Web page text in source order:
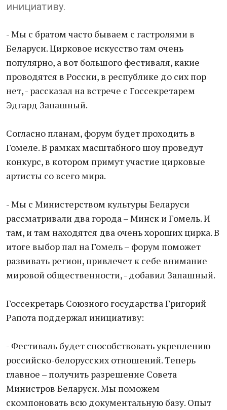
инициативу.
- Мы с братом часто бываем с гастролями в
Беларуси. Цирковое искусство там очень
популярно, а вот большого фестиваля, какие
проводятся в России, в республике до сих пор
нет, - рассказал на встрече с Госсекретарем
Эдгард Запашный.
Согласно планам, форум будет проходить в
Гомеле. В рамках масштабного шоу проведут
конкурс, в котором примут участие цирковые
артисты со всего мира.
- Мы с Министерством культуры Беларуси
рассматривали два города – Минск и Гомель. И
там, и там находятся два очень хороших цирка. В
итоге выбор пал на Гомель – форум поможет
развивать регион, привлечет к себе внимание
мировой общественности, - добавил Запашный.
Госсекретарь Союзного государства Григорий
Рапота поддержал инициативу:
- Фестиваль будет способствовать укреплению
российско-белорусских отношений. Теперь
главное – получить разрешение Совета
Министров Беларуси. Мы поможем
скомпоновать всю документальную базу. Опыт